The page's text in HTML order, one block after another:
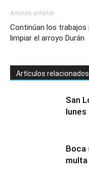
Artículo anterior
Continúan los trabajos
limpiar el arroyo Durán
Artículos relacionados
San
lunes
Boca
multa